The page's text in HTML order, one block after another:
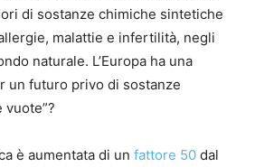
di sostanze chimiche sintetiche
malattie e infertilità, negli
naturale. L’Europa ha una
un futuro privo di sostanze
è aumentata di un fattore 50 dal